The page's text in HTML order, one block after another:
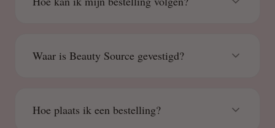
Waar is Beauty Source gevestigd?
Hoe plaats ik een bestelling?